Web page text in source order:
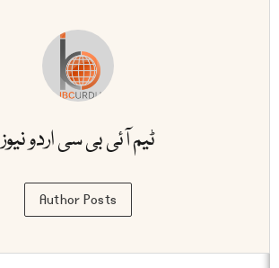
ٹیم آئی بی سی اردو نیوز
Author Posts